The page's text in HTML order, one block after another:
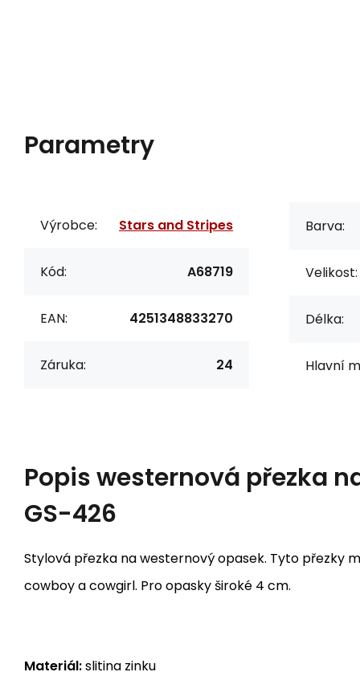
Parametry
Výrobce: Stars and Stripes
Kód: A68719
EAN: 4251348833270
Záruka: 24
Barva:
Velikost:
Délka:
Hlavní
Popiswesternová přezka
GS-426
Stylová přezka na westernový opasek. Tyto přezky
cowboy a cowgirl. Pro opasky široké 4 cm.
Materiál:slitina zinku